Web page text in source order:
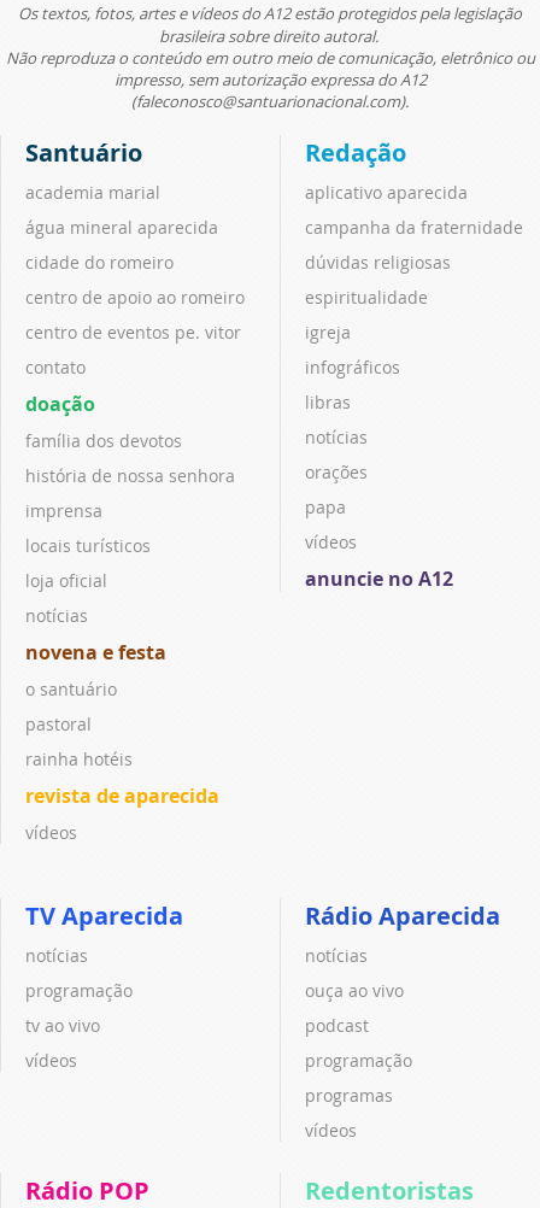
Os textos, fotos, artes e vídeos do A12 estão protegidos pela legislação
brasileira sobre direito autoral.
Não reproduza o conteúdo em outro meio de comunicação, eletrônico ou
impresso, sem autorização expressa do A12
(faleconosco@santuarionacional.com).
Santuário
academia marial
água mineral aparecida
cidade do romeiro
centro de apoio ao romeiro
centro de eventos pe. vitor
contato
doação
família dos devotos
história de nossa senhora
imprensa
locais turísticos
loja oficial
notícias
novena e festa
o santuário
pastoral
rainha hotéis
revista de aparecida
vídeos
Redação
aplicativo aparecida
campanha da fraternidade
dúvidas religiosas
espiritualidade
igreja
infográficos
libras
notícias
orações
papa
vídeos
anuncie no A12
TV Aparecida
notícias
programação
tv ao vivo
vídeos
Rádio Aparecida
notícias
ouça ao vivo
podcast
programação
programas
vídeos
Rádio POP Redentoristas